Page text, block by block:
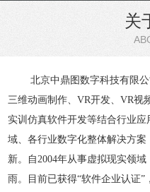
关
北京中鼎图数字科技有限
三维动画制作、VR开发、VR视
实训仿真软件开发等结合行业
域、各行业数字化整体解决方
新。
自2004年从事虚拟现实领域
雨。目前已获得“软件企业认证”，